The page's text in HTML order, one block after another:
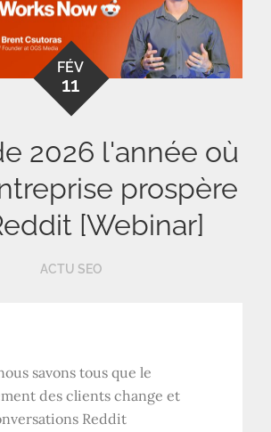
FÉV
11
2026 l'année où
prospère
[Webinar]
ACTU SEO
savons tous que le
des clients change et
Reddit